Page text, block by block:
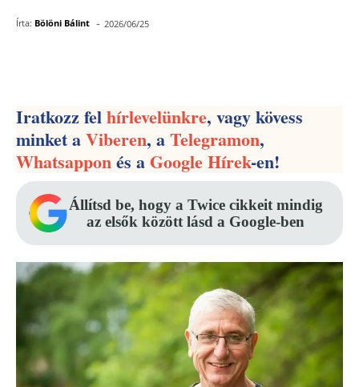
Írta: Bölöni Bálint - 2026/06/25
Iratkozz felhírlevelünkre, vagy kövess
minket aViberen, aTelegramon,
Whatsapponés aGoogle Hírek-en!
Állítsd be, hogy a Twice cikkeit mindig
az elsők között lásd a Google-ben